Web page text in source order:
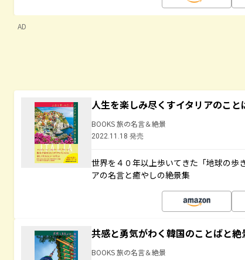
AD
人生を楽しみ尽くすイタリアのこと
BOOKS 旅の名言＆絶景
2022.11.18 発売
世界を４０年以上歩いてきた「地球の歩
アの名言と癒やしの絶景集
共感と勇気がわく韓国のことばと絶
BOOKS 旅の名言＆絶景